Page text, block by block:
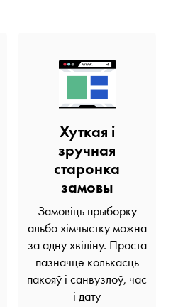
Хуткая і
зручная
старонка
замовы
Замовіць прыборку
альбо хімчыстку можна
за адну хвіліну. Проста
пазначце колькасць
пакояў і санвузлоў, час
і дату